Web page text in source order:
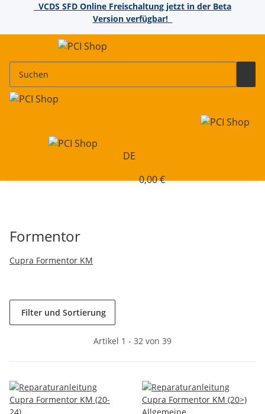
VCDS SFD Online Freischaltung jetzt in der Beta
Version verfügbar!
DE
0,00 €
Formentor
Cupra Formentor KM
Filter und Sortierung
Artikel 1 - 32 von 39